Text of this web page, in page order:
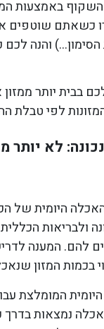
השקוף באמצעות
כשאתם שוטפים
והנה לכם
בבית יותר ממזון
לפי טבלת
לא יותר
היומית של
ולבריאות
להם. המענה
בכמות המזון
המומלצת
נמצאות בדרך